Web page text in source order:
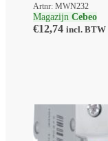
Artnr: MWN232
Magazijn Cebeo
€12,74 incl. BTW